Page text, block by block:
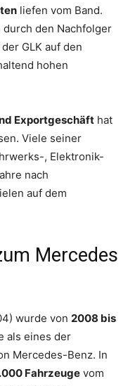
liefen vom Band.
durch den Nachfolger
GLK auf den
hohen
Exportgeschäft hat
Viele seiner
, Elektronik-
nach
auf dem
Mercedes
wurde von 2008 bis
als eines der
Mercedes-Benz. In
Fahrzeuge vom